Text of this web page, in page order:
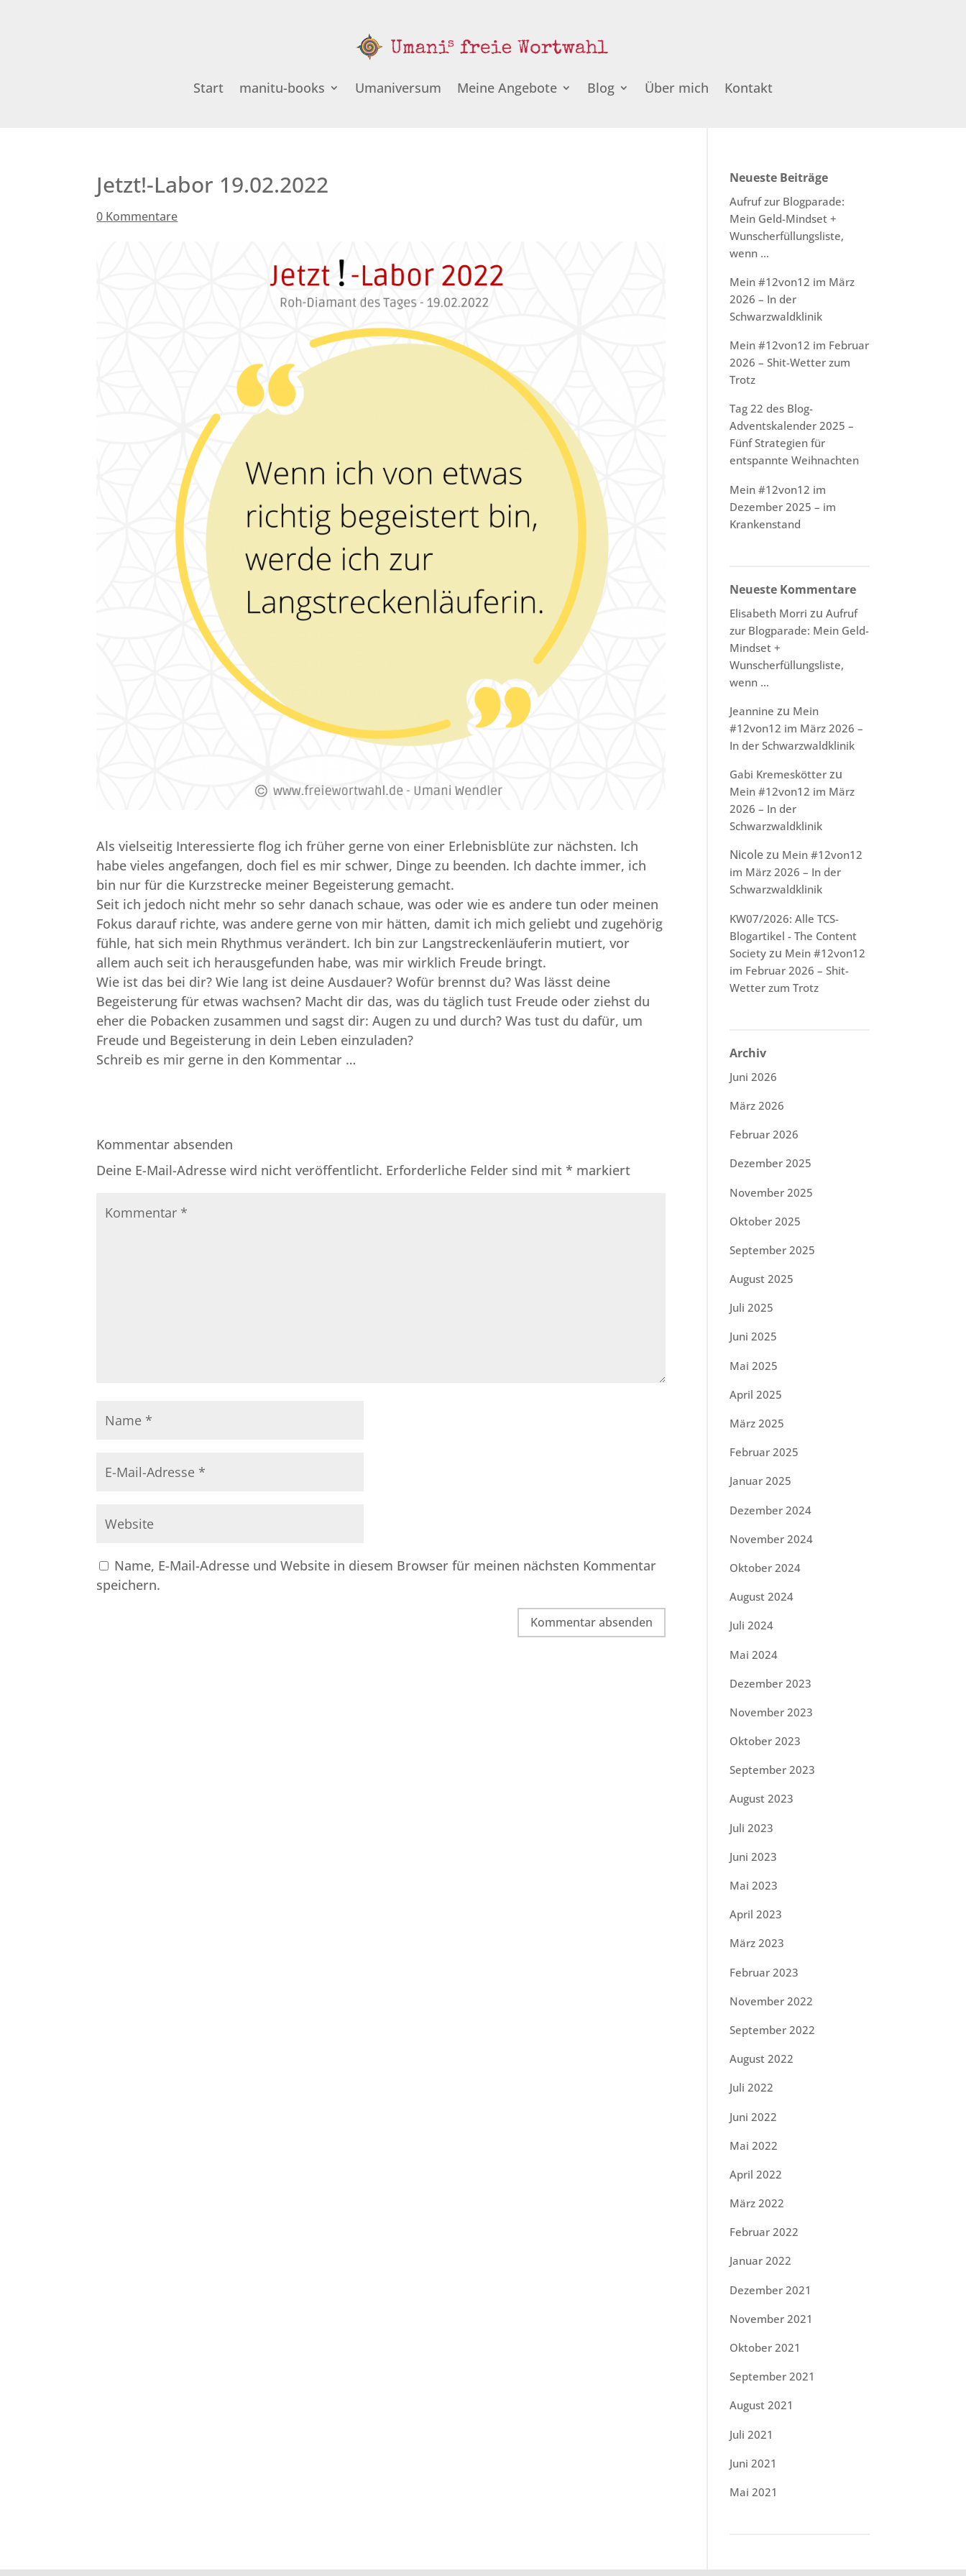
Start manitu-books Umaniversum Meine Angebote Blog Über mich Kontakt
Jetzt!-Labor 19.02.2022
0 Kommentare
Als vielseitig Interessierte flog ich früher gerne von einer Erlebnisblüte zur nächsten. Ich
habe vieles angefangen, doch fiel es mir schwer, Dinge zu beenden. Ich dachte immer, ich
bin nur für die Kurzstrecke meiner Begeisterung gemacht.
Seit ich jedoch nicht mehr so sehr danach schaue, was oder wie es andere tun oder meinen
Fokus darauf richte, was andere gerne von mir hätten, damit ich mich geliebt und zugehörig
fühle, hat sich mein Rhythmus verändert. Ich bin zur Langstreckenläuferin mutiert, vor
allem auch seit ich herausgefunden habe, was mir wirklich Freude bringt.
Wie ist das bei dir? Wie lang ist deine Ausdauer? Wofür brennst du? Was lässt deine
Begeisterung für etwas wachsen? Macht dir das, was du täglich tust Freude oder ziehst du
eher die Pobacken zusammen und sagst dir: Augen zu und durch?Was tust du dafür, um
Freude und Begeisterung in dein Leben einzuladen?
Schreib es mir gerne in den Kommentar …
Kommentar absenden
Deine E-Mail-Adresse wird nicht veröffentlicht. Erforderliche Felder sind mit* markiert
Name, E-Mail-Adresse und Website in diesem Browser für meinen nächsten Kommentar
speichern.
Neueste Beiträge
Aufruf zur Blogparade:
Mein Geld-Mindset +
Wunscherfüllungsliste,
wenn …
Mein #12von12 im März
2026 – In der
Schwarzwaldklinik
Mein #12von12 im Februar
2026 – Shit-Wetter zum
Trotz
Tag 22 des Blog-
Adventskalender 2025 –
Fünf Strategien für
entspannte Weihnachten
Mein #12von12 im
Dezember 2025 – im
Krankenstand
Neueste Kommentare
Elisabeth Morri zuAufruf
zur Blogparade: Mein Geld-
Mindset +
Wunscherfüllungsliste,
wenn …
Jeannine zu Mein
#12von12 im März 2026 –
In der Schwarzwaldklinik
Gabi Kremeskötter zu
Mein #12von12 im März
2026 – In der
Schwarzwaldklinik
Nicolezu Mein #12von12
im März 2026 – In der
Schwarzwaldklinik
KW07/2026: Alle TCS-
Blogartikel - The Content
Society zu Mein #12von12
im Februar 2026 – Shit-
Wetter zum Trotz
Archiv
Juni 2026
März 2026
Februar 2026
Dezember 2025
November 2025
Oktober 2025
September 2025
August 2025
Juli 2025
Juni 2025
Mai 2025
April 2025
März 2025
Februar 2025
Januar 2025
Dezember 2024
November 2024
Oktober 2024
August 2024
Juli 2024
Mai 2024
Dezember 2023
November 2023
Oktober 2023
September 2023
August 2023
Juli 2023
Juni 2023
Mai 2023
April 2023
März 2023
Februar 2023
November 2022
September 2022
August 2022
Juli 2022
Juni 2022
Mai 2022
April 2022
März 2022
Februar 2022
Januar 2022
Dezember 2021
November 2021
Oktober 2021
September 2021
August 2021
Juli 2021
Juni 2021
Mai 2021